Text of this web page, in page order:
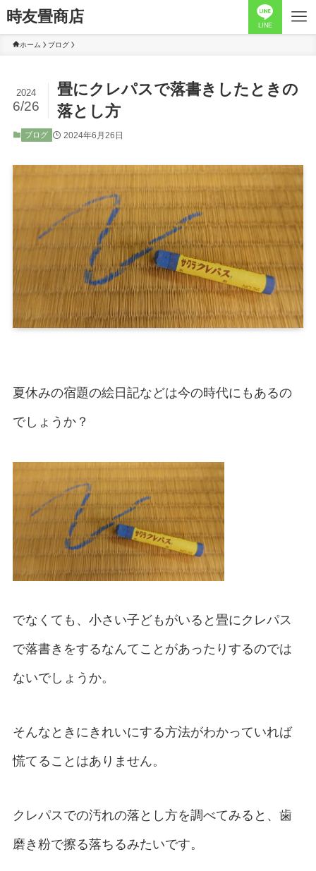
時友畳商店 LINE
ホーム ブログ
畳にクレパスで落書きしたときの
落とし方
2024
6/26
ブログ 2024年6月26日
夏休みの宿題の絵日記などは今の時代にもあるの
でしょうか？
でなくても、小さい子どもがいると畳にクレパス
で落書きをするなんてことがあったりするのでは
ないでしょうか。
そんなときにきれいにする方法がわかっていれば
慌てることはありません。
クレパスでの汚れの落とし方を調べてみると、歯
磨き粉で擦る落ちるみたいです。